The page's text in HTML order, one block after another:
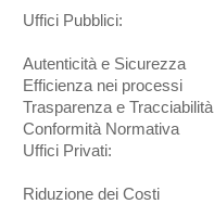
Uffici Pubblici:
Autenticità e Sicurezza
Efficienza nei processi
Trasparenza e Tracciabilità
Conformità Normativa
Uffici Privati:
Riduzione dei Costi